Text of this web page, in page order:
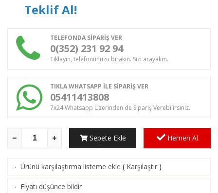
Teklif Al!
TELEFONDA SİPARİŞ VER
0(352) 231 92 94
Tıklayın, telefonunuzu bırakın. Sizi arayalım.
TIKLA WHATSAPP İLE SİPARİŞ VER
05411413808
7x24 Whatsapp Üzerinden de Sipariş Verebilirsiniz.
Sepete Ekle Hemen Al
· Ürünü karşılaştırma listeme ekle ( Karşılaştır )
· Fiyatı düşünce bildir